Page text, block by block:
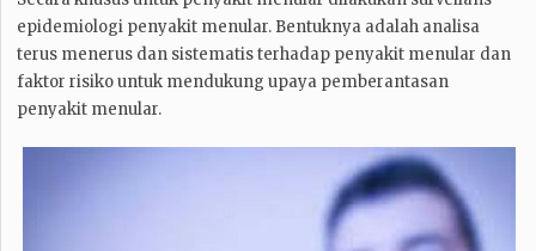
epidemiologi penyakit menular. Bentuknya adalah analisa
terus menerus dan sistematis terhadap penyakit menular dan
faktor risiko untuk mendukung upaya pemberantasan
penyakit menular.